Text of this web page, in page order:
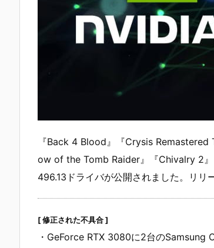
『Back 4 Blood』『Crysis
ow of the Tomb Raider』『Chivalry 2
496.13ドライバが公開されました。リリ
[ 修正された不具合 ]
・GeForce RTX 3080に2台のSamsung